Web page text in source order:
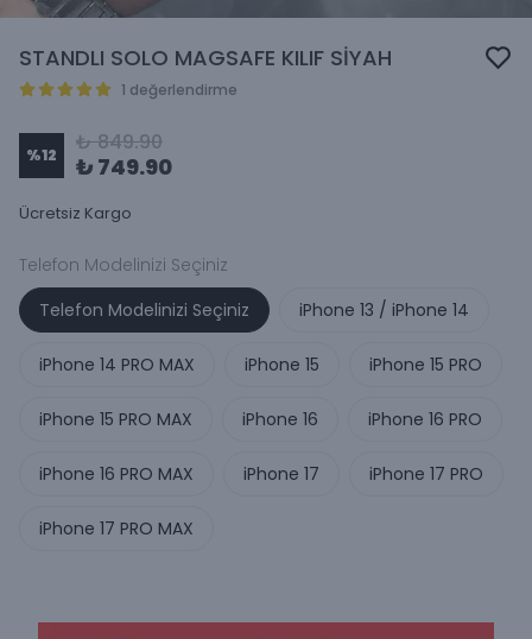
STANDLI SOLO MAGSAFE KILIF SİYAH
1 değerlendirme
%12 ₺ 849.90
₺ 749.90
Ücretsiz Kargo
Telefon Modelinizi Seçiniz
Telefon Modelinizi Seçiniz
iPhone 13 / iPhone 14
iPhone 14 PRO MAX iPhone 15 iPhone 15 PRO
iPhone 15 PRO MAX iPhone 16 iPhone 16 PRO
iPhone 16 PRO MAX iPhone 17 iPhone 17 PRO
iPhone 17 PRO MAX